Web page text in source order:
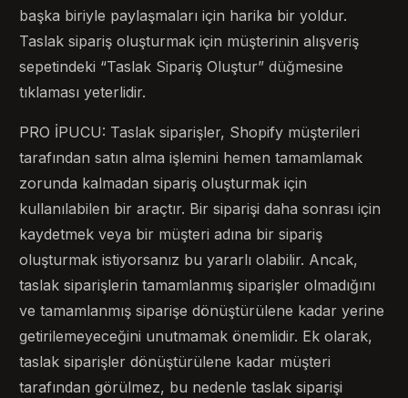
başka biriyle paylaşmaları için harika bir yoldur.
Taslak sipariş oluşturmak için müşterinin alışveriş
sepetindeki “Taslak Sipariş Oluştur” düğmesine
tıklaması yeterlidir.
PRO İPUCU: Taslak siparişler, Shopify müşterileri
tarafından satın alma işlemini hemen tamamlamak
zorunda kalmadan sipariş oluşturmak için
kullanılabilen bir araçtır. Bir siparişi daha sonrası için
kaydetmek veya bir müşteri adına bir sipariş
oluşturmak istiyorsanız bu yararlı olabilir. Ancak,
taslak siparişlerin tamamlanmış siparişler olmadığını
ve tamamlanmış siparişe dönüştürülene kadar yerine
getirilemeyeceğini unutmamak önemlidir. Ek olarak,
taslak siparişler dönüştürülene kadar müşteri
tarafından görülmez, bu nedenle taslak siparişi